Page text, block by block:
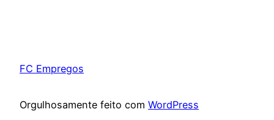
FC Empregos
Orgulhosamente feito com WordPress